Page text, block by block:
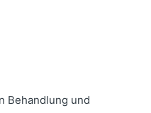
Behandlung und